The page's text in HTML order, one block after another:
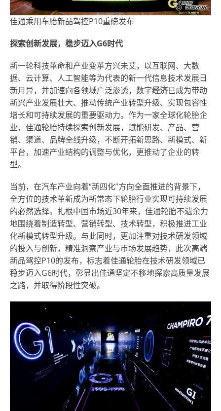
佳通乘用车胎新品驾控P10重磅发布
探索创新发展，稳步迈入G6时代
新一轮科技革命和产业变革方兴未艾，以互联网、大数
据、云计算、人工智能等为代表的新一代信息技术发展日
新月异，并加速向各领域广泛渗透，数字经济已成为带动
新兴产业发展壮大、推动传统产业转型升级、实现包容性
增长和可持续发展的重要驱动力。作为一家全球化轮胎企
业，佳通轮胎持续探索创新发展，赋能研发、产品、营
销、渠道、品牌全线升级，不断开拓新思路、新模式、新
平台，加速产业结构的调整与优化，更推动了企业的转
型。
当前，在汽车产业向着“新四化”方向全面推进的背景下，
全方位的技术革新成为新常态下轮胎行业实现可持续发展
的必然选择。扎根中国市场近30年来，佳通轮胎不遗余力
地围绕着制造转型、营销转型、技术转型，积极推进工业
化新模式转型升级。与此同时，更加注重对技术研发领域
的投入与创新，精准洞察产业与市场发展趋势，此次高端
新品驾控P10的发布，标志着佳通轮胎在技术研发领域已
稳步迈入G6时代，彰显出佳通坚定不移地探索高质量发展
之路，并取得阶段性突破。